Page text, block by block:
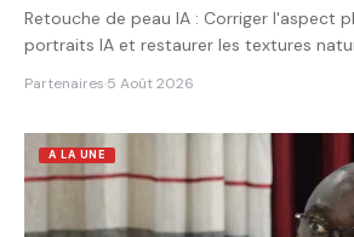
Retouche de peau IA : Corriger l'aspect
portraits IA et restaurer les textures
Partenaires·5 Août 2026
A LA UNE